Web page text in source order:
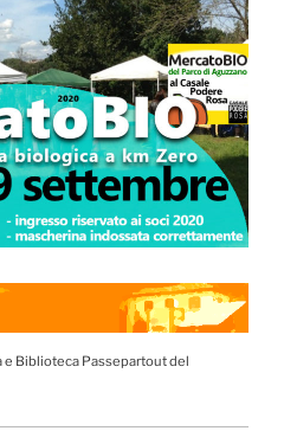
e Biblioteca Passepartout del